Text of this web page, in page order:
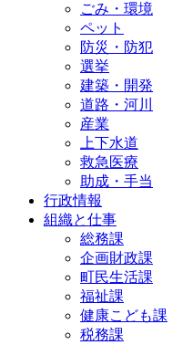
ごみ・環境
ペット
防災・防犯
選挙
建築・開発
道路・河川
産業
上下水道
救急医療
助成・手当
行政情報
組織と仕事
総務課
企画財政課
町民生活課
福祉課
健康こども課
税務課